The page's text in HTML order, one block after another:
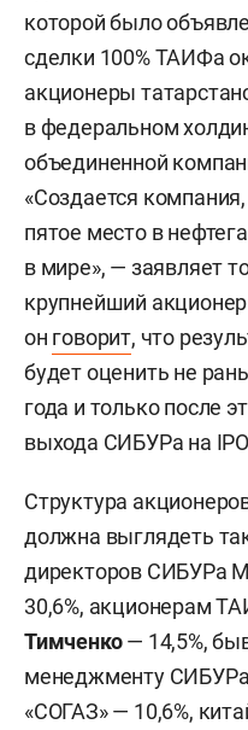
которой было
сделки 100% ТАИФа
акционеры
в федеральном
объединенной
«Создается
пятое место в
в мире», — заявляет
крупнейший
он говорит, что
будет оценить не
года и только после
выхода СИБУРа на
Структура
должна выглядеть
директоров СИБУРа
30,6%, акционерам
Тимченко— 14,5%,
менеджменту СИБУРа
«СОГАЗ» — 10,6%,